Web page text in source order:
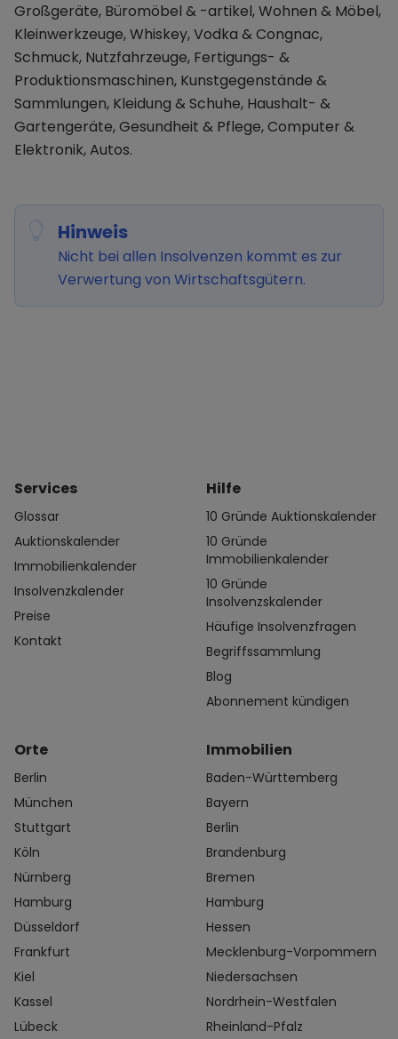
Großgeräte, Büromöbel & -artikel, Wohnen & Möbel,
Kleinwerkzeuge, Whiskey, Vodka & Congnac,
Schmuck, Nutzfahrzeuge, Fertigungs- &
Produktionsmaschinen, Kunstgegenstände &
Sammlungen, Kleidung & Schuhe, Haushalt- &
Gartengeräte, Gesundheit & Pflege, Computer &
Elektronik, Autos.
Hinweis
Nicht bei allen Insolvenzen kommt es zur
Verwertung von Wirtschaftsgütern.
Services
Glossar
Auktionskalender
Immobilienkalender
Insolvenzkalender
Preise
Kontakt
Hilfe
10 Gründe Auktionskalender
10 Gründe
Immobilienkalender
10 Gründe
Insolvenzskalender
Häufige Insolvenzfragen
Begriffssammlung
Blog
Abonnement kündigen
Orte
Berlin
München
Stuttgart
Köln
Nürnberg
Hamburg
Düsseldorf
Frankfurt
Kiel
Kassel
Lübeck
Immobilien
Baden-Württemberg
Bayern
Berlin
Brandenburg
Bremen
Hamburg
Hessen
Mecklenburg-Vorpommern
Niedersachsen
Nordrhein-Westfalen
Rheinland-Pfalz